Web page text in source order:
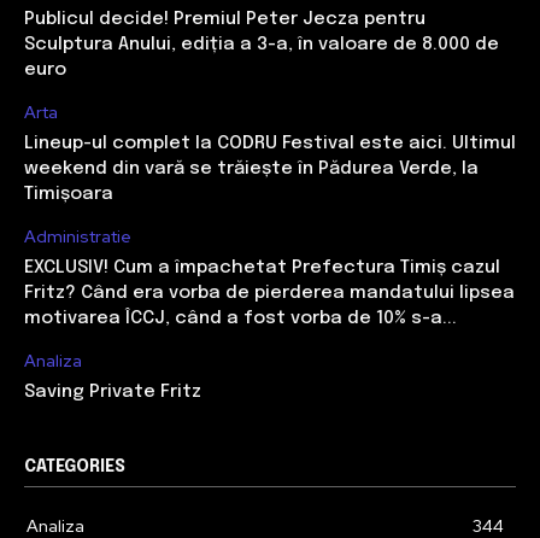
Publicul decide! Premiul Peter Jecza pentru
Sculptura Anului, ediția a 3-a, în valoare de 8.000 de
euro
Arta
Lineup-ul complet la CODRU Festival este aici. Ultimul
weekend din vară se trăiește în Pădurea Verde, la
Timișoara
Administratie
EXCLUSIV! Cum a împachetat Prefectura Timiș cazul
Fritz? Când era vorba de pierderea mandatului lipsea
motivarea ÎCCJ, când a fost vorba de 10% s-a...
Analiza
Saving Private Fritz
CATEGORIES
Analiza
344